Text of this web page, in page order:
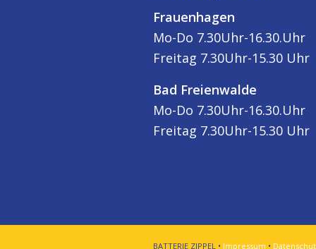
Frauenhagen
Mo-Do 7.30Uhr-16.30.Uhr
Freitag 7.30Uhr-15.30 Uhr
Bad Freienwalde
Mo-Do 7.30Uhr-16.30.Uhr
Freitag 7.30Uhr-15.30 Uhr
BATTERIE ZIPPEL • Impressum •